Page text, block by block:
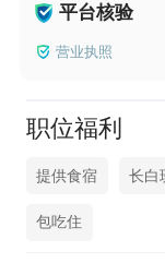
平台核验
营业执照
职位福利
提供食宿 长白
包吃住